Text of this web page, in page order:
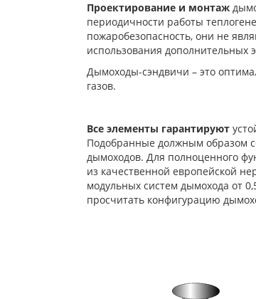
Проектирование и монтаж
периодичности работы
пожаробезопасность, они не
использования дополнительных
Дымоходы-сэндвичи – это
газов.
Все элементы гарантируют
Подобранные должным образом
дымоходов. Для полноценного
из качественной европейской
модульных систем дымохода от
просчитать конфигурацию